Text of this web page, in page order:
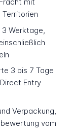
Territorien
3 Werktage,
3 bis 7 Tage
Entry
Verpackung,
vom